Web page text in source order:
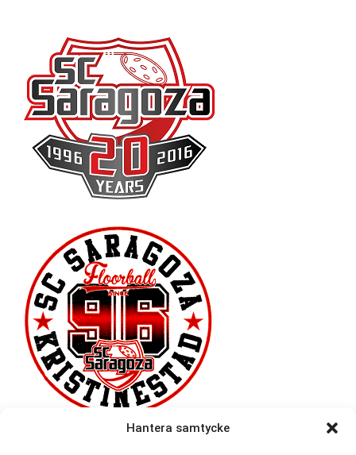
Hantera samtycke